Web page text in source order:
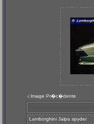
< Image Pr�c�dente
Lamborghini Jalpa spyder